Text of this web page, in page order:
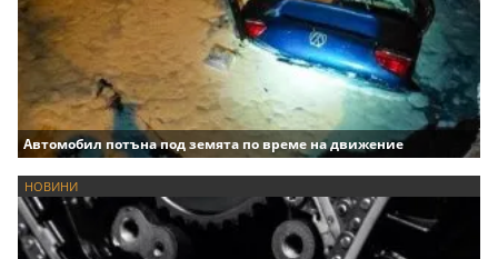
Автомобил потъна под земята по време на движение
НОВИНИ